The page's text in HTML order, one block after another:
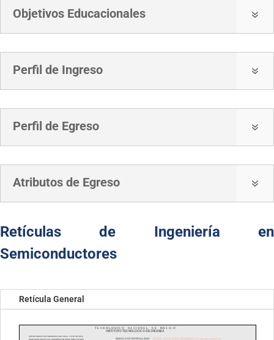
Objetivos Educacionales 7
Perfil de Ingreso 7
Perfil de Egreso 7
Atributos de Egreso 7
Retículas de Ingeniería en
Semiconductores
Retícula General